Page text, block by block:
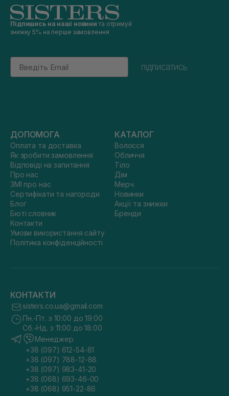
Підпишись на наші новини та отримуй
знижку 5% на перше замовлення
Email
підписатись
ДОПОМОГА
Оплата та доставка
Як зробити замовлення
Відповіді на запитання
Про нас
ЗМІ про нас
Сертифікати та нагороди
Блог
Бюті словник
Контакти
Умови використання сайту
Політика конфіденційності
КАТАЛОГ
Волосся
Обличчя
Тіло
Дім
Мерч
Новинки
Акції та знижки
Бренди
КОНТАКТИ
sisters.co.ua@gmail.com
Пн.-Пт. з 10:00 до 19:00
Сб.-Нд. з 11:00 до 18:00
Менеджер
+38 (097) 612-54-81
+38 (097) 788-12-88
+38 (097) 983-41-20
+38 (068) 693-46-00
+38 (068) 951-22-86